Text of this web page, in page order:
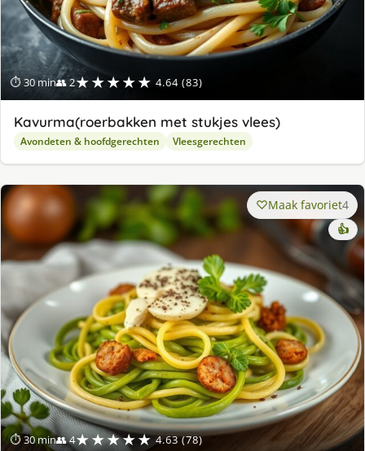
⏱ 30 min👥 2★★★★★ 4.64 (83)
Kavurma(roerbakken met stukjes vlees)
Avondeten & hoofdgerechten Vleesgerechten
⏱ 30 min👥 4★★★★★ 4.63 (78)
Maak favoriet4
👍